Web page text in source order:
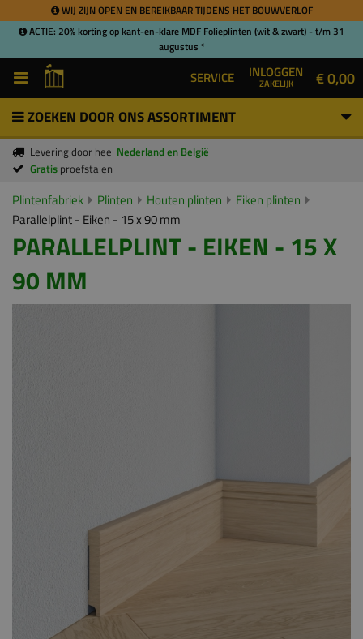
WIJ ZIJN OPEN EN BEREIKBAAR TIJDENS HET BOUWVERLOF
ACTIE: 20% korting op kant-en-klare MDF Folieplinten (wit & zwart) - t/m 31
augustus *
SERVICE INLOGGEN
ZAKELIJK € 0,00
ZOEKEN DOOR ONS ASSORTIMENT
Levering door heel Nederland en België
Gratis proefstalen
Plintenfabriek Plinten Houten plinten
Eiken plinten
Parallelplint - Eiken - 15 x 90 mm
PARALLELPLINT - EIKEN - 15 X
90 MM